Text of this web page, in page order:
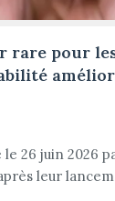
rare pour
26 juin 2026
leur